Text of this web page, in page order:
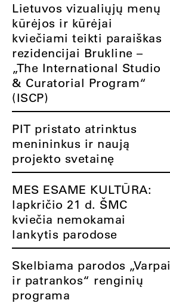
Lietuvos vizualiųjų menų
kūrėjos ir kūrėjai
kviečiami teikti paraiškas
rezidencijai Brukline –
„The International Studio
& Curatorial Program“
(ISCP)
PIT pristato atrinktus
menininkus ir naują
projekto svetainę
MES ESAME KULTŪRA:
lapkričio 21 d. ŠMC
kviečia nemokamai
lankytis parodose
Skelbiama parodos „Varpai
ir patrankos“ renginių
programa